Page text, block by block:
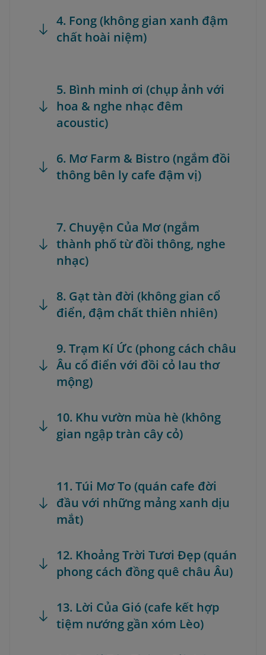
4. Fong (không gian xanh đậm
chất hoài niệm)
5. Bình minh ơi (chụp ảnh với
hoa & nghe nhạc đêm
acoustic)
6. Mơ Farm & Bistro (ngắm đồi
thông bên ly cafe đậm vị)
7. Chuyện Của Mơ (ngắm
thành phố từ đồi thông, nghe
nhạc)
8. Gạt tàn đời (không gian cổ
điển, đậm chất thiên nhiên)
9. Trạm Kí Ức (phong cách châu
Âu cổ điển với đồi cỏ lau thơ
mộng)
10. Khu vườn mùa hè (không
gian ngập tràn cây cỏ)
11. Túi Mơ To (quán cafe đời
đầu với những mảng xanh dịu
mắt)
12. Khoảng Trời Tươi Đẹp (quán
phong cách đồng quê châu Âu)
13. Lời Của Gió (cafe kết hợp
tiệm nướng gần xóm Lèo)